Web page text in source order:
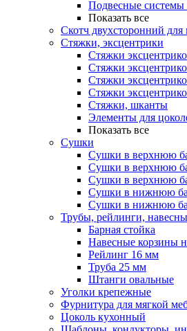
Подвесные
Показать все
Скотч двухсторонний для
Стяжки, эксцентрики
Cтяжки
Стяжки
Стяжки
Стяжки
Стяжки, шканты
Элементы для
Показать все
Сушки
Сушки в верхнюю
Сушки в верхнюю
Сушки в верхнюю
Сушки в нижнюю
Сушки в нижнюю
Трубы, рейлинги,
Барная стойка
Навесные корзины
Рейлинг 16 мм
Труба 25 мм
Штанги овальные
Уголки крепежные
Фурнитура для мягкой
Цоколь кухонный